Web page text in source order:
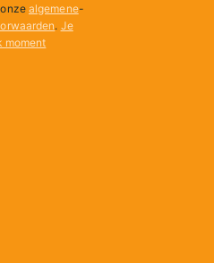
algemene-
. Je
moment